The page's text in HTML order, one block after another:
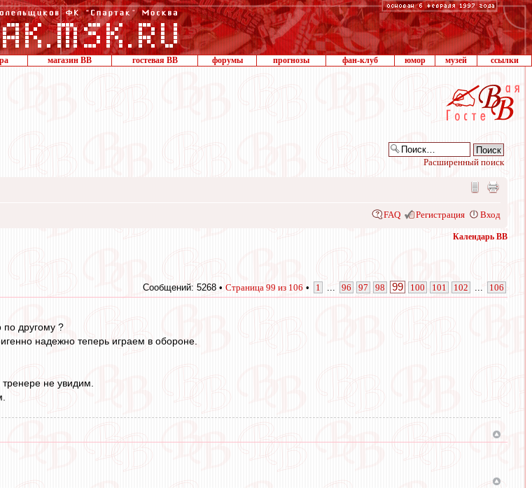
магазин ВВ гостевая ВВ форумы прогнозы фан-клуб юмор музей ссылки
Расширенный поиск
FAQ Регистрация Вход
Календарь ВВ
Сообщений: 5268 • Страница 99 из 106 • 1 96 97 98 99 100 101 102 106
по другому ?
надежно теперь играем в обороне.
не увидим.